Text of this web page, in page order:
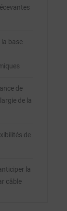
base
de
de la
de
la
câble